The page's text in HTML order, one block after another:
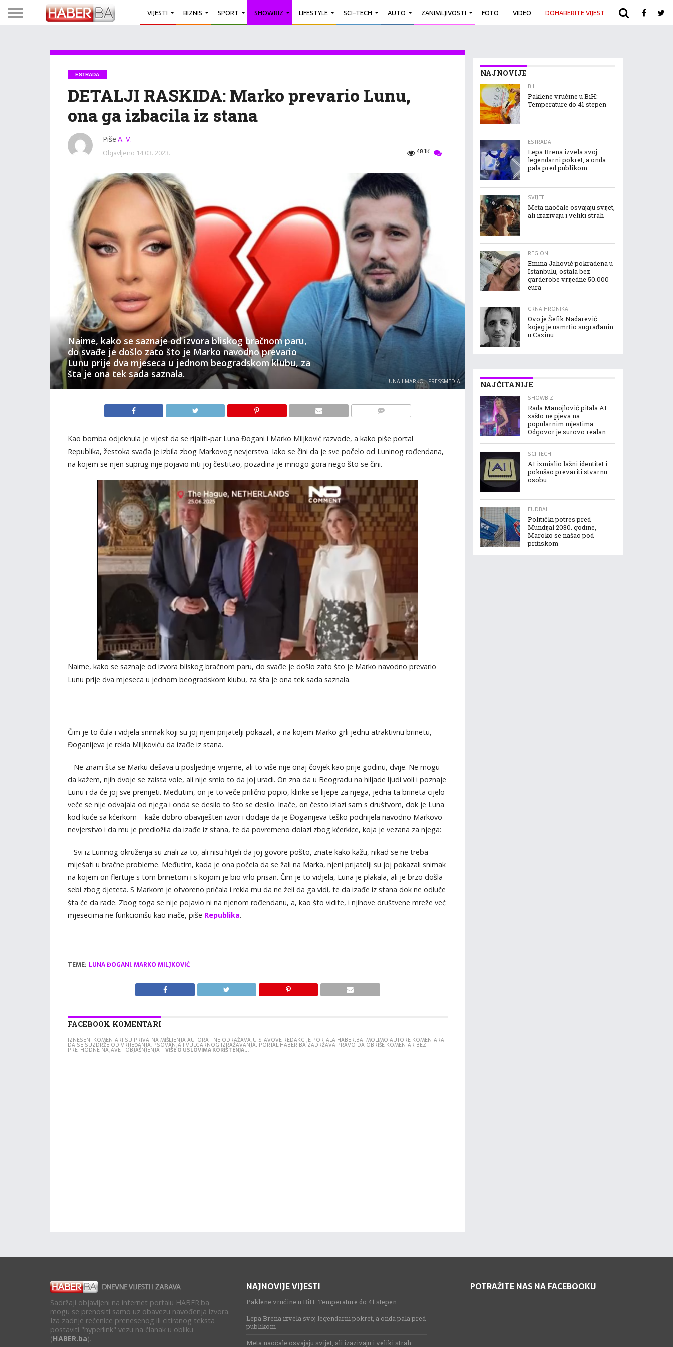
VIJESTI BIZNIS SPORT SHOWBIZ LIFESTYLE SCI-TECH AUTO ZANIMLJIVOSTI FOTO VIDEO DOHABERITE VIJEST ARHIVA
ESTRADA
DETALJI RASKIDA: Marko prevario Lunu,
ona ga izbacila iz stana
Piše A. V.
48.1K
Objavljeno 14.03. 2023.
Naime, kako se saznaje od izvora bliskog bračnom paru,
do svađe je došlo zato što je Marko navodno prevario
Lunu prije dva mjeseca u jednom beogradskom klubu, za
šta je ona tek sada saznala.
LUNA I MARKO - PRESSMEDIA
Kao bomba odjeknula je vijest da se rijaliti-par Luna Đogani i Marko Miljković razvode, a kako piše portal
Republika, žestoka svađa je izbila zbog Markovog nevjerstva. Iako se čini da je sve počelo od Luninog rođendana,
na kojem se njen suprug nije pojavio niti joj čestitao, pozadina je mnogo gora nego što se čini.
Naime, kako se saznaje od izvora bliskog bračnom paru, do svađe je došlo zato što je Marko navodno prevario
Lunu prije dva mjeseca u jednom beogradskom klubu, za šta je ona tek sada saznala.
Čim je to čula i vidjela snimak koji su joj njeni prijatelji pokazali, a na kojem Marko grli jednu atraktivnu brinetu,
Đoganijeva je rekla Miljkoviću da izađe iz stana.
– Ne znam šta se Marku dešava u posljednje vrijeme, ali to više nije onaj čovjek kao prije godinu, dvije. Ne mogu
da kažem, njih dvoje se zaista vole, ali nije smio to da joj uradi. On zna da u Beogradu na hiljade ljudi voli i poznaje
Lunu i da će joj sve prenijeti. Međutim, on je to veče prilično popio, klinke se lijepe za njega, jedna ta brineta cijelo
veče se nije odvajala od njega i onda se desilo to što se desilo. Inače, on često izlazi sam s društvom, dok je Luna
kod kuće sa kćerkom – kaže dobro obaviješten izvor i dodaje da je Đoganijeva teško podnijela navodno Markovo
nevjerstvo i da mu je predložila da izađe iz stana, te da povremeno dolazi zbog kćerkice, koja je vezana za njega:
– Svi iz Luninog okruženja su znali za to, ali nisu htjeli da joj govore pošto, znate kako kažu, nikad se ne treba
miješati u bračne probleme. Međutim, kada je ona počela da se žali na Marka, njeni prijatelji su joj pokazali snimak
na kojem on flertuje s tom brinetom i s kojom je bio vrlo prisan. Čim je to vidjela, Luna je plakala, ali je brzo došla
sebi zbog djeteta. S Markom je otvoreno pričala i rekla mu da ne želi da ga vidi, te da izađe iz stana dok ne odluče
šta će da rade. Zbog toga se nije pojavio ni na njenom rođendanu, a, kao što vidite, i njihove društvene mreže već
mjesecima ne funkcionišu kao inače, piše Republika.
TEME: LUNA ĐOGANI,MARKO MILJKOVIĆ
FACEBOOK KOMENTARI
IZNESENI KOMENTARI SU PRIVATNA MIŠLJENJA AUTORA I NE ODRAŽAVAJU STAVOVE REDAKCIJE PORTALA HABER.BA. MOLIMO AUTORE KOMENTARA
DA SE SUZDRŽE OD VRIJEĐANJA, PSOVANJA I VULGARNOG IZRAŽAVANJA. PORTAL HABER.BA ZADRŽAVA PRAVO DA OBRIŠE KOMENTAR BEZ
PRETHODNE NAJAVE I OBJAŠNJENJA -VIŠE O USLOVIMA KORIŠTENJA...
NAJNOVIJE
BIH
Paklene vrućine u BiH:
Temperature do 41 stepen
ESTRADA
Lepa Brena izvela svoj
legendarni pokret, a onda
pala pred publikom
SVIJET
Meta naočale osvajaju svijet,
ali izazivaju i veliki strah
REGION
Emina Jahović pokradena u
Istanbulu, ostala bez
garderobe vrijedne 50.000
eura
CRNA HRONIKA
Ovo je Šefik Nadarević
kojeg je usmrtio sugrađanin
u Cazinu
NAJČITANIJE
SHOWBIZ
Rada Manojlović pitala AI
zašto ne pjeva na
popularnim mjestima:
Odgovor je surovo realan
SCI-TECH
AI izmislio lažni identitet i
pokušao prevariti stvarnu
osobu
FUDBAL
Politički potres pred
Mundijal 2030. godine,
Maroko se našao pod
pritiskom
Sadržaji objavljeni na internet portalu HABER.ba
mogu se prenositi samo uz obavezu navođenja izvora.
Iza zadnje rečenice prenesenog ili citiranog teksta
postaviti "hyperlink" vezu na članak u obliku
(HABER.ba).
NAJNOVIJE VIJESTI
Paklene vrućine u BiH: Temperature do 41 stepen
Lepa Brena izvela svoj legendarni pokret, a onda pala pred
publikom
Meta naočale osvajaju svijet, ali izazivaju i veliki strah
POTRAŽITE NAS NA FACEBOOKU